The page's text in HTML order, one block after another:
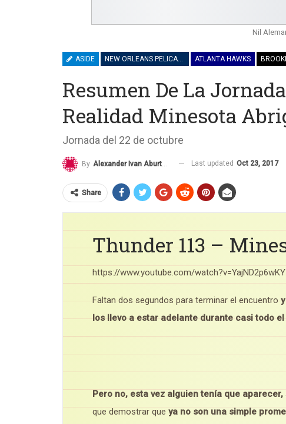
Nil
ASIDE NEW ORLEANS PELICANS ATLANTA HAWKS
Resumen De La
Realidad Minesota
Jornada del 22 de octubre
By Alexander Ivan Aburto Cornelio Last updated Oct 23, 2017
Share
Thunder 113 –
https://www.youtube.com/watch?v=YajND2p6wKY
Faltan dos segundos para terminar el encuentro
los llevo a estar adelante durante casi todo
Pero no, esta vez alguien tenía que aparecer,
que demostrar que ya no son una simple